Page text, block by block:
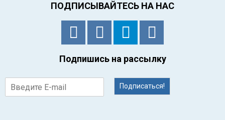
ПОДПИСЫВАЙТЕСЬ НА НАС
Подпишись на рассылку
Подписаться!